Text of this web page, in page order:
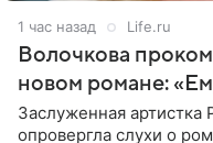
1 час назад Life.ru
Волочкова
новом романе:
Заслуженная артистка
опровергла слухи о